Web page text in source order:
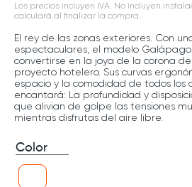
Los precios incluyen IVA. No incluyen
calculará al finalizar la compra.
El rey de las zonas exteriores. Con
espectaculares, el modelo
convertirse en la joya de la corona
proyecto hotelero. Sus curvas
espacio y la comodidad de todos los
encantará: La profundidad y
que alivian de golpe las tensiones
mientras disfrutas del aire libre.
Color